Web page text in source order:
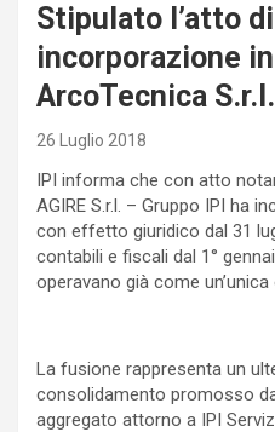
Stipulato l’atto
incorporazione
ArcoTecnica S.r.l.
26 Luglio 2018
IPI informa che con atto
AGIRE S.r.l. – Gruppo IPI ha
con effetto giuridico dal 31
contabili e fiscali dal 1°
operavano già come un’unica
La fusione rappresenta un
consolidamento promosso
aggregato attorno a IPI